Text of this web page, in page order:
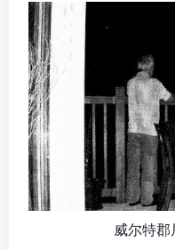
威尔特郡